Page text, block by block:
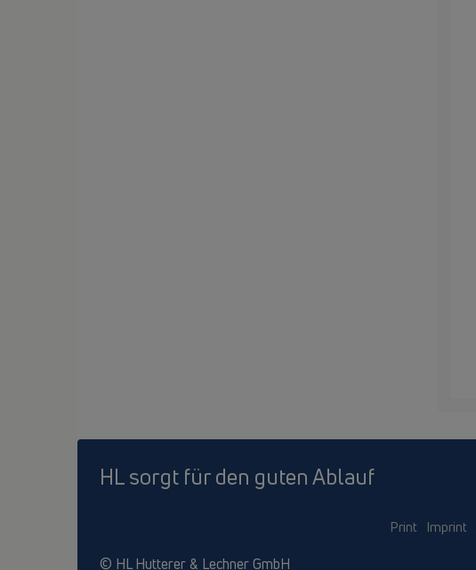
HL sorgt für den guten Ablauf
Print Imprint
© HL Hutterer & Lechner GmbH